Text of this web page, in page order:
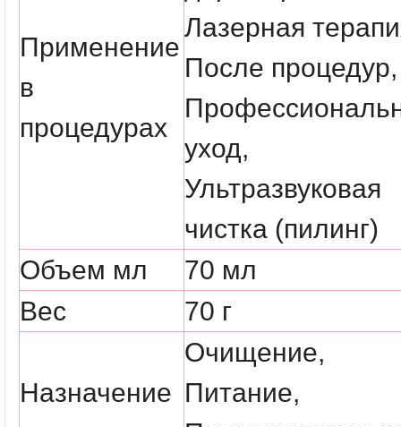
Применение
в
процедурах
Лазерная
После процедур,
уход,
Ультразвуковая
чистка (пилинг)
Объем мл
70 мл
Вес
70 г
Назначение
Очищение,
Питание,